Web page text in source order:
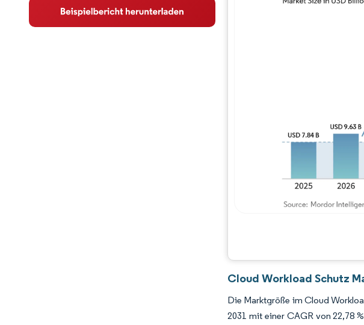
Trends und Einblicke
Cloud Workload Schutz
Die Marktgröße im Cloud
2031 mit einer CAGR von 22,78